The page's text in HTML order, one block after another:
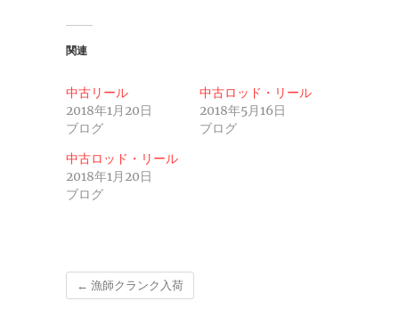
関連
中古リール
2018年1月20日
ブログ
中古ロッド・リール
2018年5月16日
ブログ
中古ロッド・リール
2018年1月20日
ブログ
← 漁師クランク入荷